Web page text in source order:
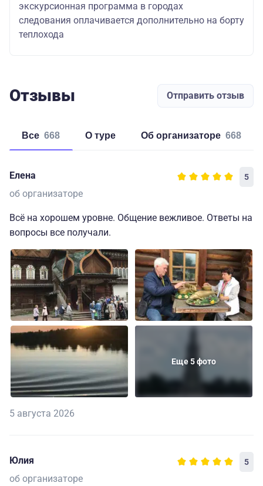
экскурсионная программа в городах
следования оплачивается дополнительно на борту
теплохода
Отзывы Отправить отзыв
Все 668 о туре об организаторе 668
Елена 5
об организаторе
Всё на хорошем уровне. Общение вежливое. Ответы на
вопросы все получали.
Еще 5 фото
5 августа 2026
Юлия 5
об организаторе